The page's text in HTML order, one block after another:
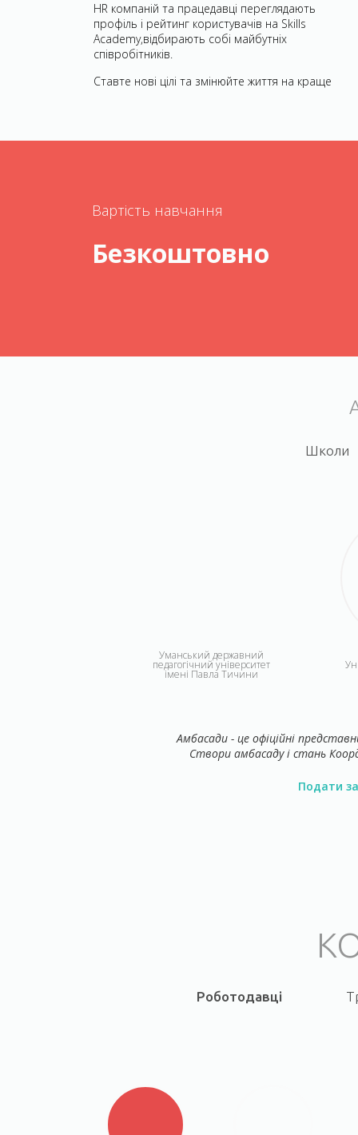
HR компаній та працедавці переглядають
профіль і рейтинг користувачів на Skills
Academy,відбирають собі майбутніх
співробітників.
Ставте нові цілі та змінюйте життя на краще
Вартість навчання
Безкоштовно
Школи
Уманський державний
педагогічний університет
імені Павла Тичини
Амбасади - це офіційні
Створи амбасаду і стань
Подати
Роботодавці